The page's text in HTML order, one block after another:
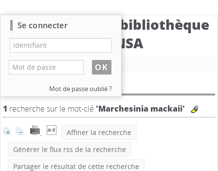
Catalogue de la bibliothèque
du CBNSA
Nouvelle recherche
Résultat de la recherche
1 recherche sur le mot-clé 'Marchesinia mackaii'
Affiner la recherche
Générer le flux rss de la recherche
Partager le résultat de cette recherche
Se connecter
Mot de passe oublié ?